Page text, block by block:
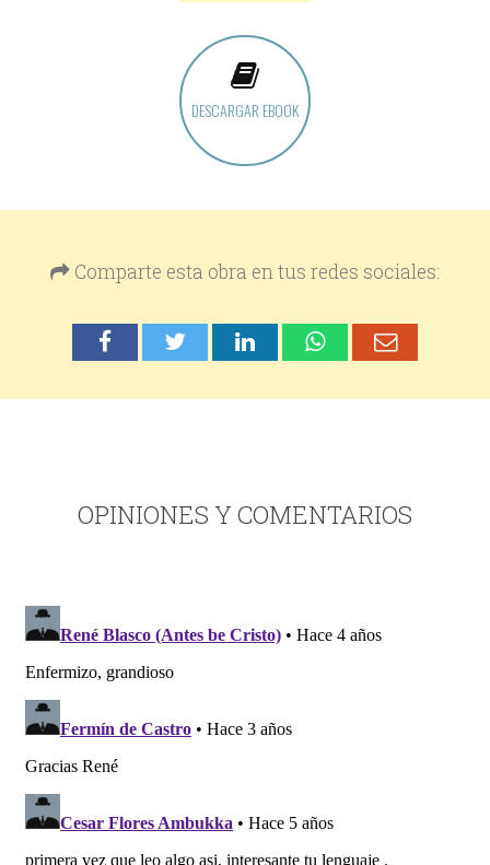
DESCARGAR EBOOK
Comparte esta obra en tus redes sociales:
OPINIONES Y COMENTARIOS